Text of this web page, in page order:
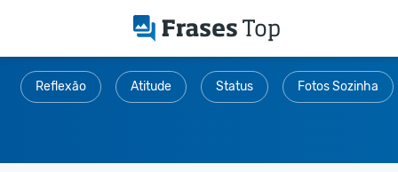
Reflexão Atitude Status Fotos Sozinha